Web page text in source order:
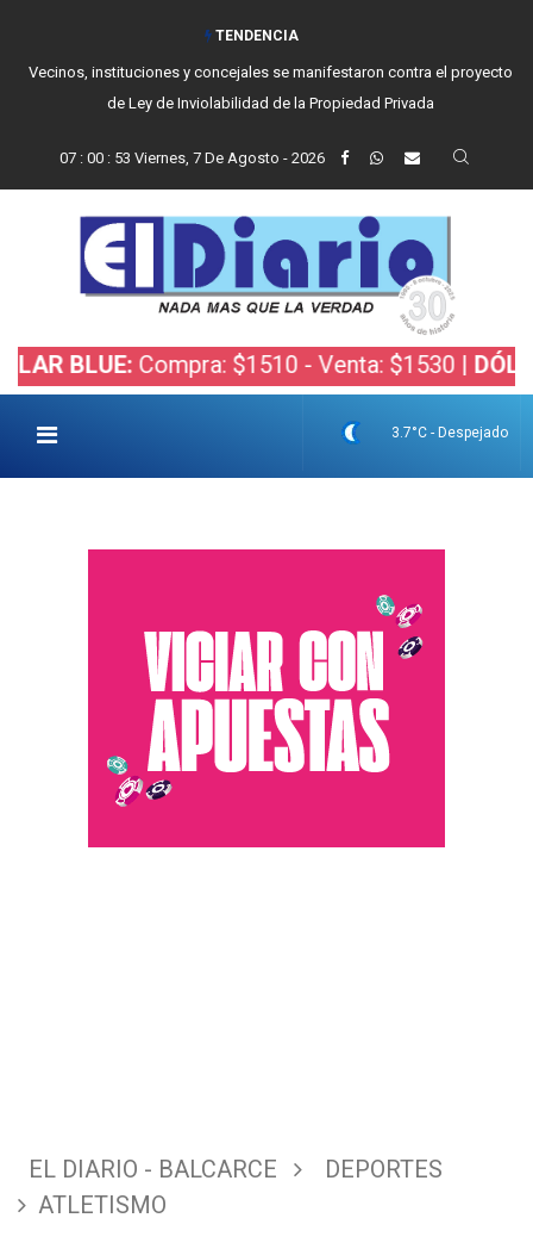
TENDENCIA
Vecinos, instituciones y concejales se manifestaron contra el proyecto
de Ley de Inviolabilidad de la Propiedad Privada
07: 00: 54 Viernes, 7 De Agosto - 2026
Compra: $1510 - Venta: $1530 |DÓLAR
3.7°C - Despejado
EL DIARIO - BALCARCE
DEPORTES
ATLETISMO